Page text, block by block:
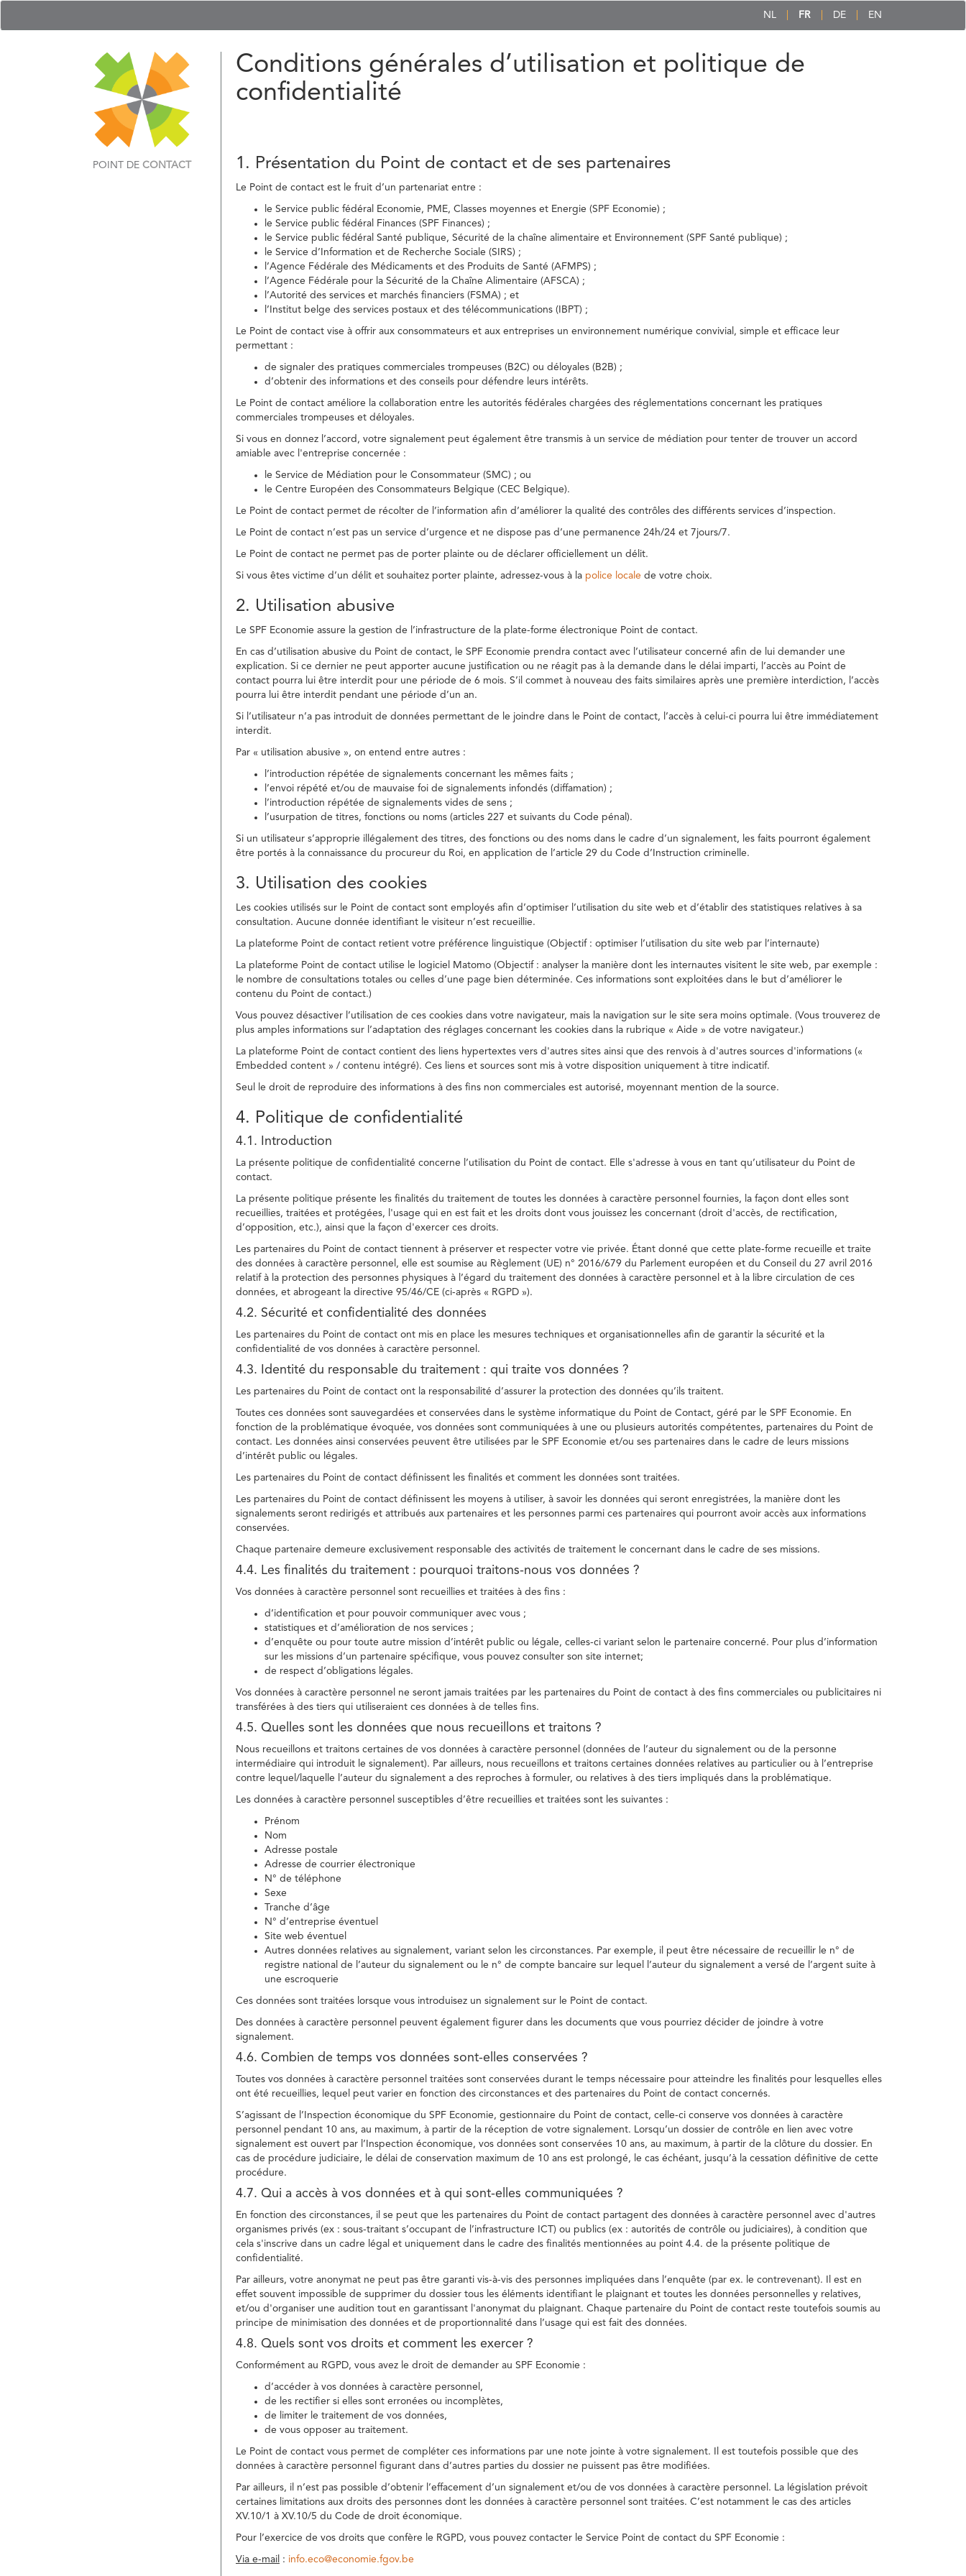
NL FR DE EN
POINT DE CONTACT
Conditions générales d’utilisation et politique de
confidentialité
1. Présentation du Point de contact et de ses partenaires
Le Point de contact est le fruit d’un partenariat entre :
le Service public fédéral Economie, PME, Classes moyennes et Energie (SPF Economie) ;
le Service public fédéral Finances (SPF Finances) ;
le Service public fédéral Santé publique, Sécurité de la chaîne alimentaire et Environnement (SPF Santé publique) ;
le Service d’Information et de Recherche Sociale (SIRS) ;
l’Agence Fédérale des Médicaments et des Produits de Santé (AFMPS) ;
l’Agence Fédérale pour la Sécurité de la Chaîne Alimentaire (AFSCA) ;
l’Autorité des services et marchés financiers (FSMA) ; et
l’Institut belge des services postaux et des télécommunications (IBPT) ;
Le Point de contact vise à offrir aux consommateurs et aux entreprises un environnement numérique convivial, simple et efficace leur
permettant :
de signaler des pratiques commerciales trompeuses (B2C) ou déloyales (B2B) ;
d’obtenir des informations et des conseils pour défendre leurs intérêts.
Le Point de contact améliore la collaboration entre les autorités fédérales chargées des réglementations concernant les pratiques
commerciales trompeuses et déloyales.
Si vous en donnez l’accord, votre signalement peut également être transmis à un service de médiation pour tenter de trouver un accord
amiable avec l'entreprise concernée :
le Service de Médiation pour le Consommateur (SMC) ; ou
le Centre Européen des Consommateurs Belgique (CEC Belgique).
Le Point de contact permet de récolter de l’information afin d’améliorer la qualité des contrôles des différents services d’inspection.
Le Point de contact n’est pas un service d’urgence et ne dispose pas d’une permanence 24h/24 et 7jours/7.
Le Point de contact ne permet pas de porter plainte ou de déclarer officiellement un délit.
Si vous êtes victime d’un délit et souhaitez porter plainte, adressez-vous à la police locale de votre choix.
2. Utilisation abusive
Le SPF Economie assure la gestion de l’infrastructure de la plate-forme électronique Point de contact.
En cas d’utilisation abusive du Point de contact, le SPF Economie prendra contact avec l’utilisateur concerné afin de lui demander une
explication. Si ce dernier ne peut apporter aucune justification ou ne réagit pas à la demande dans le délai imparti, l’accès au Point de
contact pourra lui être interdit pour une période de 6 mois. S’il commet à nouveau des faits similaires après une première interdiction, l’accès
pourra lui être interdit pendant une période d’un an.
Si l’utilisateur n’a pas introduit de données permettant de le joindre dans le Point de contact, l’accès à celui-ci pourra lui être immédiatement
interdit.
Par « utilisation abusive », on entend entre autres :
l’introduction répétée de signalements concernant les mêmes faits ;
l’envoi répété et/ou de mauvaise foi de signalements infondés (diffamation) ;
l’introduction répétée de signalements vides de sens ;
l’usurpation de titres, fonctions ou noms (articles 227 et suivants du Code pénal).
Si un utilisateur s’approprie illégalement des titres, des fonctions ou des noms dans le cadre d’un signalement, les faits pourront également
être portés à la connaissance du procureur du Roi, en application de l’article 29 du Code d’Instruction criminelle.
3. Utilisation des cookies
Les cookies utilisés sur le Point de contact sont employés afin d’optimiser l’utilisation du site web et d’établir des statistiques relatives à sa
consultation. Aucune donnée identifiant le visiteur n’est recueillie.
La plateforme Point de contact retient votre préférence linguistique (Objectif : optimiser l’utilisation du site web par l’internaute)
La plateforme Point de contact utilise le logiciel Matomo (Objectif : analyser la manière dont les internautes visitent le site web, par exemple :
le nombre de consultations totales ou celles d’une page bien déterminée. Ces informations sont exploitées dans le but d’améliorer le
contenu du Point de contact.)
Vous pouvez désactiver l’utilisation de ces cookies dans votre navigateur, mais la navigation sur le site sera moins optimale. (Vous trouverez de
plus amples informations sur l’adaptation des réglages concernant les cookies dans la rubrique « Aide » de votre navigateur.)
La plateforme Point de contact contient des liens hypertextes vers d'autres sites ainsi que des renvois à d'autres sources d'informations («
Embedded content » / contenu intégré). Ces liens et sources sont mis à votre disposition uniquement à titre indicatif.
Seul le droit de reproduire des informations à des fins non commerciales est autorisé, moyennant mention de la source.
4. Politique de confidentialité
4.1. Introduction
La présente politique de confidentialité concerne l’utilisation du Point de contact. Elle s'adresse à vous en tant qu’utilisateur du Point de
contact.
La présente politique présente les finalités du traitement de toutes les données à caractère personnel fournies, la façon dont elles sont
recueillies, traitées et protégées, l'usage qui en est fait et les droits dont vous jouissez les concernant (droit d'accès, de rectification,
d’opposition, etc.), ainsi que la façon d'exercer ces droits.
Les partenaires du Point de contact tiennent à préserver et respecter votre vie privée. Étant donné que cette plate-forme recueille et traite
des données à caractère personnel, elle est soumise au Règlement (UE) n° 2016/679 du Parlement européen et du Conseil du 27 avril 2016
relatif à la protection des personnes physiques à l’égard du traitement des données à caractère personnel et à la libre circulation de ces
données, et abrogeant la directive 95/46/CE (ci-après « RGPD »).
4.2. Sécurité et confidentialité des données
Les partenaires du Point de contact ont mis en place les mesures techniques et organisationnelles afin de garantir la sécurité et la
confidentialité de vos données à caractère personnel.
4.3. Identité du responsable du traitement : qui traite vos données ?
Les partenaires du Point de contact ont la responsabilité d’assurer la protection des données qu’ils traitent.
Toutes ces données sont sauvegardées et conservées dans le système informatique du Point de Contact, géré par le SPF Economie. En
fonction de la problématique évoquée, vos données sont communiquées à une ou plusieurs autorités compétentes, partenaires du Point de
contact. Les données ainsi conservées peuvent être utilisées par le SPF Economie et/ou ses partenaires dans le cadre de leurs missions
d’intérêt public ou légales.
Les partenaires du Point de contact définissent les finalités et comment les données sont traitées.
Les partenaires du Point de contact définissent les moyens à utiliser, à savoir les données qui seront enregistrées, la manière dont les
signalements seront redirigés et attribués aux partenaires et les personnes parmi ces partenaires qui pourront avoir accès aux informations
conservées.
Chaque partenaire demeure exclusivement responsable des activités de traitement le concernant dans le cadre de ses missions.
4.4. Les finalités du traitement : pourquoi traitons-nous vos données ?
Vos données à caractère personnel sont recueillies et traitées à des fins :
d’identification et pour pouvoir communiquer avec vous ;
statistiques et d’amélioration de nos services ;
d’enquête ou pour toute autre mission d’intérêt public ou légale, celles-ci variant selon le partenaire concerné. Pour plus d’information
sur les missions d’un partenaire spécifique, vous pouvez consulter son site internet;
de respect d’obligations légales.
Vos données à caractère personnel ne seront jamais traitées par les partenaires du Point de contact à des fins commerciales ou publicitaires ni
transférées à des tiers qui utiliseraient ces données à de telles fins.
4.5. Quelles sont les données que nous recueillons et traitons ?
Nous recueillons et traitons certaines de vos données à caractère personnel (données de l’auteur du signalement ou de la personne
intermédiaire qui introduit le signalement). Par ailleurs, nous recueillons et traitons certaines données relatives au particulier ou à l’entreprise
contre lequel/laquelle l’auteur du signalement a des reproches à formuler, ou relatives à des tiers impliqués dans la problématique.
Les données à caractère personnel susceptibles d’être recueillies et traitées sont les suivantes :
Prénom
Nom
Adresse postale
Adresse de courrier électronique
N° de téléphone
Sexe
Tranche d’âge
N° d’entreprise éventuel
Site web éventuel
Autres données relatives au signalement, variant selon les circonstances. Par exemple, il peut être nécessaire de recueillir le n° de
registre national de l’auteur du signalement ou le n° de compte bancaire sur lequel l’auteur du signalement a versé de l’argent suite à
une escroquerie
Ces données sont traitées lorsque vous introduisez un signalement sur le Point de contact.
Des données à caractère personnel peuvent également figurer dans les documents que vous pourriez décider de joindre à votre
signalement.
4.6. Combien de temps vos données sont-elles conservées ?
Toutes vos données à caractère personnel traitées sont conservées durant le temps nécessaire pour atteindre les finalités pour lesquelles elles
ont été recueillies, lequel peut varier en fonction des circonstances et des partenaires du Point de contact concernés.
S’agissant de l’Inspection économique du SPF Economie, gestionnaire du Point de contact, celle-ci conserve vos données à caractère
personnel pendant 10 ans, au maximum, à partir de la réception de votre signalement. Lorsqu’un dossier de contrôle en lien avec votre
signalement est ouvert par l’Inspection économique, vos données sont conservées 10 ans, au maximum, à partir de la clôture du dossier. En
cas de procédure judiciaire, le délai de conservation maximum de 10 ans est prolongé, le cas échéant, jusqu’à la cessation définitive de cette
procédure.
4.7. Qui a accès à vos données et à qui sont-elles communiquées ?
En fonction des circonstances, il se peut que les partenaires du Point de contact partagent des données à caractère personnel avec d'autres
organismes privés (ex : sous-traitant s’occupant de l’infrastructure ICT) ou publics (ex : autorités de contrôle ou judiciaires), à condition que
cela s'inscrive dans un cadre légal et uniquement dans le cadre des finalités mentionnées au point 4.4. de la présente politique de
confidentialité.
Par ailleurs, votre anonymat ne peut pas être garanti vis-à-vis des personnes impliquées dans l’enquête (par ex. le contrevenant). Il est en
effet souvent impossible de supprimer du dossier tous les éléments identifiant le plaignant et toutes les données personnelles y relatives,
et/ou d'organiser une audition tout en garantissant l'anonymat du plaignant. Chaque partenaire du Point de contact reste toutefois soumis au
principe de minimisation des données et de proportionnalité dans l’usage qui est fait des données.
4.8. Quels sont vos droits et comment les exercer ?
Conformément au RGPD, vous avez le droit de demander au SPF Economie :
d’accéder à vos données à caractère personnel,
de les rectifier si elles sont erronées ou incomplètes,
de limiter le traitement de vos données,
de vous opposer au traitement.
Le Point de contact vous permet de compléter ces informations par une note jointe à votre signalement. Il est toutefois possible que des
données à caractère personnel figurant dans d’autres parties du dossier ne puissent pas être modifiées.
Par ailleurs, il n’est pas possible d’obtenir l’effacement d’un signalement et/ou de vos données à caractère personnel. La législation prévoit
certaines limitations aux droits des personnes dont les données à caractère personnel sont traitées. C’est notamment le cas des articles
XV.10/1 à XV.10/5 du Code de droit économique.
Pour l’exercice de vos droits que confère le RGPD, vous pouvez contacter le Service Point de contact du SPF Economie :
Via e-mail : info.eco@economie.fgov.be